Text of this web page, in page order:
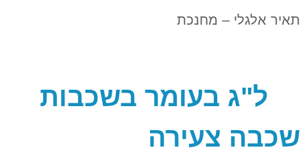
תאיר אלגלי – מחנכת
ל"ג בעומר בשכבות
שכבה צעירה